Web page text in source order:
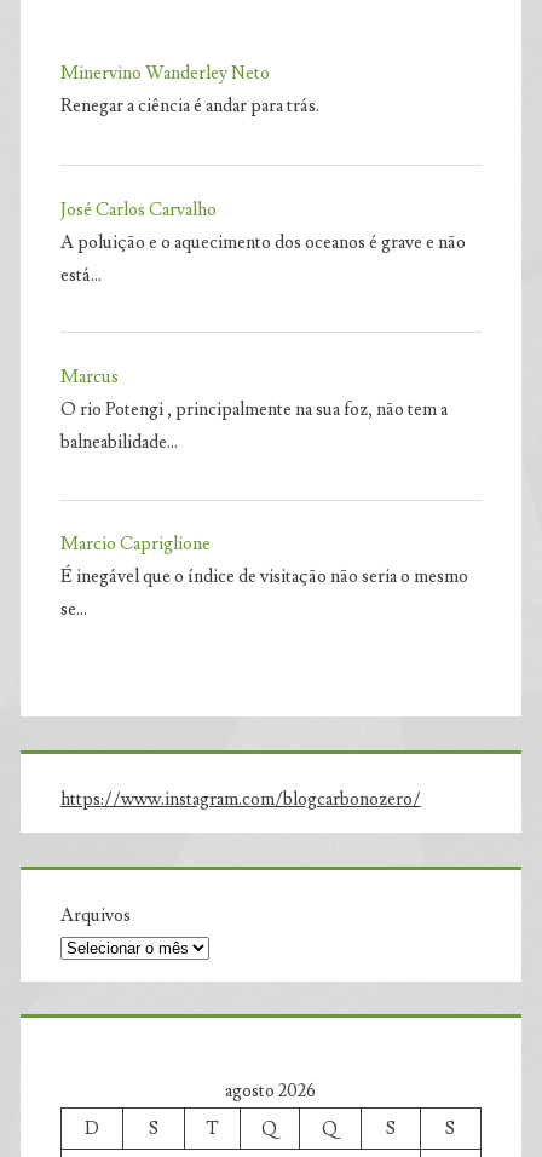
Minervino Wanderley Neto
Renegar a ciência é andar para trás.
José Carlos Carvalho
A poluição e o aquecimento dos oceanos é grave e não
está…
Marcus
O rio Potengi , principalmente na sua foz, não tem a
balneabilidade…
Marcio Capriglione
É inegável que o índice de visitação não seria o mesmo
se…
https://www.instagram.com/blogcarbonozero/
Arquivos
agosto 2026
D
S T Q Q S
S